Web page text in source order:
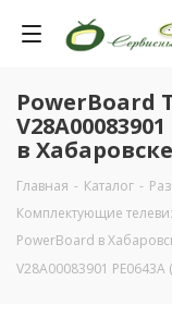
PowerBoard
в Хабаровске
Главная - Каталог -
Комплектующие
PowerBoard в
V28A00083901